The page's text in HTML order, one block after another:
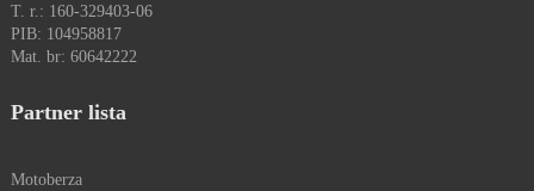
T. r.: 160-329403-06
PIB: 104958817
Mat. br: 60642222
Partner lista
Motoberza